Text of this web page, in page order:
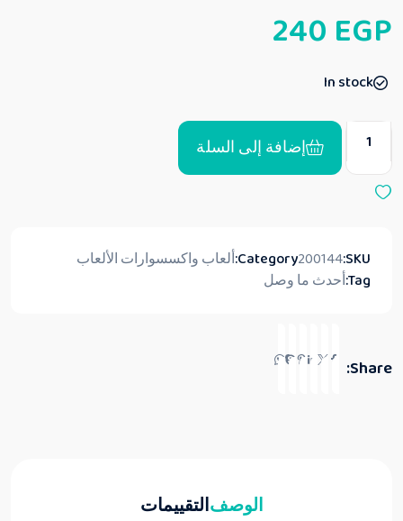
م
ا
ق
ي
5
240 EGP
In stock
إضافة إلى السلة
SKU:
200144
Category:ألعاب واكسسوارات الألعاب
Tag:أحدث ما وصل
Share:
الوصفالتقييمات